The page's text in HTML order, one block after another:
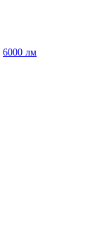
6000 лм